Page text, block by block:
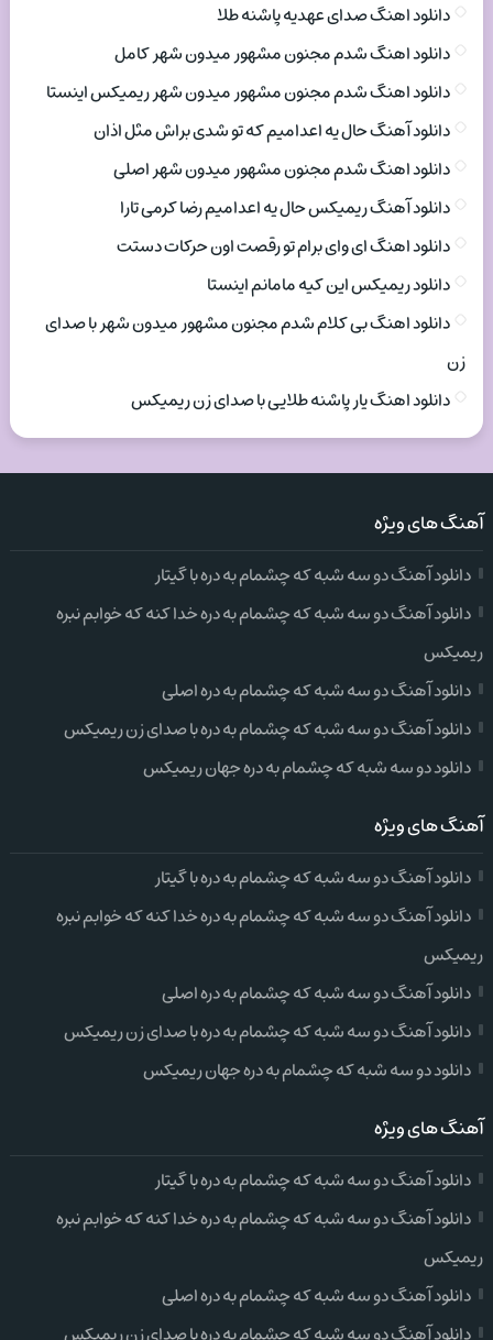
دانلود اهنگ صدای عهدیه پاشنه طلا
دانلود اهنگ شدم مجنون مشهور میدون شهر کامل
دانلود اهنگ شدم مجنون مشهور میدون شهر ریمیکس اینستا
دانلود آهنگ حال یه اعدامیم که تو شدی براش مثل اذان
دانلود اهنگ شدم مجنون مشهور میدون شهر اصلی
دانلود آهنگ ریمیکس حال یه اعدامیم رضا کرمی تارا
دانلود اهنگ ای وای برام تو رقصت اون حرکات دستت
دانلود ریمیکس این کیه مامانم اینستا
دانلود اهنگ بی کلام شدم مجنون مشهور میدون شهر با صدای
زن
دانلود اهنگ یار پاشنه طلایی با صدای زن ریمیکس
آهنگ های ویژه
دانلود آهنگ دو سه شبه که چشمام به دره با گیتار
دانلود آهنگ دو سه شبه که چشمام به دره خدا کنه که خوابم نبره
ریمیکس
دانلود آهنگ دو سه شبه که چشمام به دره اصلی
دانلود آهنگ دو سه شبه که چشمام به دره با صدای زن ریمیکس
دانلود دو سه شبه که چشمام به دره جهان ریمیکس
آهنگ های ویژه
دانلود آهنگ دو سه شبه که چشمام به دره با گیتار
دانلود آهنگ دو سه شبه که چشمام به دره خدا کنه که خوابم نبره
ریمیکس
دانلود آهنگ دو سه شبه که چشمام به دره اصلی
دانلود آهنگ دو سه شبه که چشمام به دره با صدای زن ریمیکس
دانلود دو سه شبه که چشمام به دره جهان ریمیکس
آهنگ های ویژه
دانلود آهنگ دو سه شبه که چشمام به دره با گیتار
دانلود آهنگ دو سه شبه که چشمام به دره خدا کنه که خوابم نبره
ریمیکس
دانلود آهنگ دو سه شبه که چشمام به دره اصلی